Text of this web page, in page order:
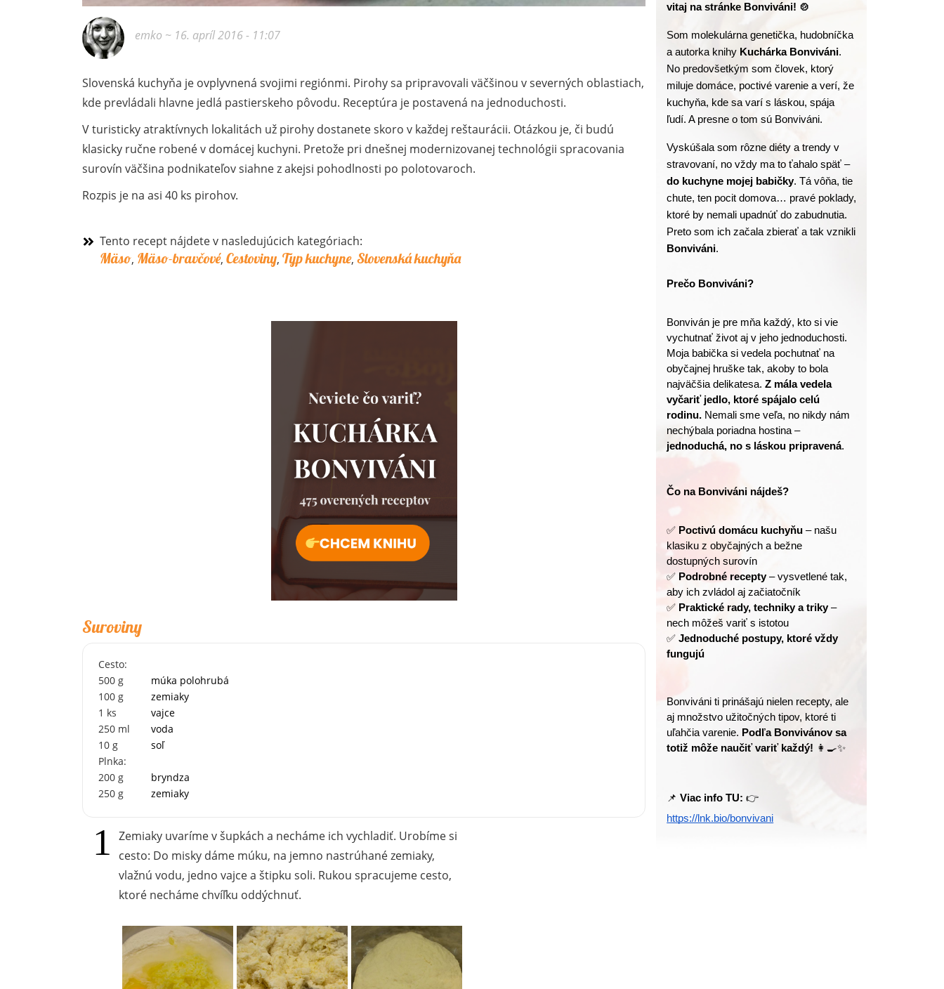
emko ~ 16. apríl 2016 - 11:07
Slovenská kuchyňa je ovplyvnená svojimi regiónmi. Pirohy sa pripravovali väčšinou v severných oblastiach,
kde prevládali hlavne jedlá pastierskeho pôvodu. Receptúra je postavená na jednoduchosti.
V turisticky atraktívnych lokalitách už pirohy dostanete skoro v každej reštaurácii. Otázkou je, či budú
klasicky ručne robené v domácej kuchyni. Pretože pri dnešnej modernizovanej technológii spracovania
surovín väčšina podnikateľov siahne z akejsi pohodlnosti po polotovaroch.
Rozpis je na asi 40 ks pirohov.
Tento recept nájdete v nasledujúcich kategóriach:
Mäso, Mäso-bravčové, Cestoviny, Typ kuchyne, Slovenská kuchyňa
Suroviny
Cesto:
500 g
múka polohrubá
100 g
zemiaky
1 ks
vajce
250 ml
voda
10 g
soľ
Plnka:
200 g
bryndza
250 g zemiaky
Zemiaky uvaríme v šupkách a necháme ich vychladiť. Urobíme si
cesto: Do misky dáme múku, na jemno nastrúhané zemiaky,
vlažnú vodu, jedno vajce a štipku soli. Rukou spracujeme cesto,
ktoré necháme chvíľku oddýchnuť.
vitaj na stránke Bonviváni! 🍲
Som molekulárna genetička, hudobníčka
a autorka knihy Kuchárka Bonviváni.
No predovšetkým som človek, ktorý
miluje domáce, poctivé varenie a verí, že
kuchyňa, kde sa varí s láskou, spája
ľudí. A presne o tom sú Bonviváni.
Vyskúšala som rôzne diéty a trendy v
stravovaní, no vždy ma to ťahalo späť –
do kuchyne mojej babičky. Tá vôňa, tie
chute, ten pocit domova… pravé poklady,
ktoré by nemali upadnúť do zabudnutia.
Bonviváni.
Prečo Bonviváni?
Bonviván je pre mňa každý, kto si vie
vychutnať život aj v jeho jednoduchosti.
Moja babička si vedela pochutnať na
obyčajnej hruške tak, akoby to bola
najväčšia delikatesa. Z mála vedela
vyčariť jedlo, ktoré spájalo celú
rodinu. Nemali sme veľa, no nikdy nám
nechýbala poriadna hostina –
jednoduchá, no s láskou pripravená.
Čo na Bonviváni nájdeš?
✅ Poctivú domácu kuchyňu – našu
klasiku z obyčajných a bežne
dostupných surovín
✅ Podrobné recepty – vysvetlené tak,
aby ich zvládol aj začiatočník
✅ Praktické rady, techniky a triky –
nech môžeš variť s istotou
✅ Jednoduché postupy, ktoré vždy
fungujú
Bonviváni ti prinášajú nielen recepty, ale
aj množstvo užitočných tipov, ktoré ti
uľahčia varenie. Podľa Bonvivánov sa
totiž môže naučiť variť každý! 👩‍🍳✨
📌 Viac info TU:
https://lnk.bio/bonvivani